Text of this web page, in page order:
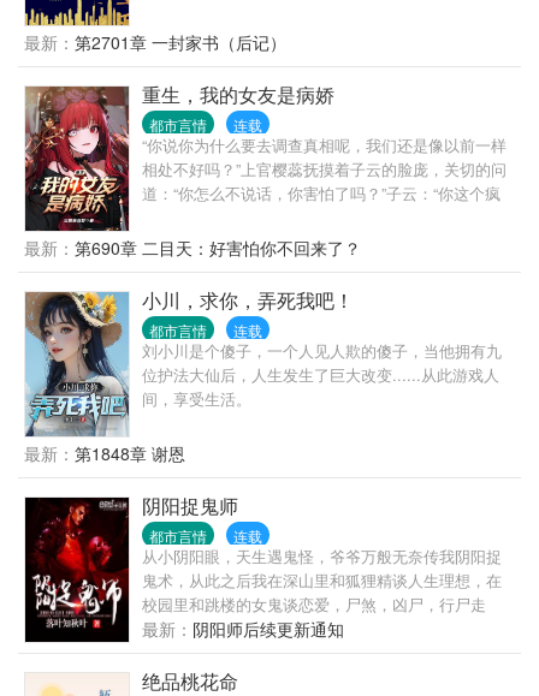
最新： 第2701章 一封家书（后记）
重生，我的女友是病娇
都市言情 连载
“你说你为什么要去调查真相呢，我们还是像以前一样
相处不好吗？”上官樱蕊抚摸着子云的脸庞，关切的问
道：“你怎么不说话，你害怕了吗？”子云：“你这个疯
里！”“我是疯子吗？”上官樱蕊像听到什么好笑的笑话
一样，脸上露出病态的笑容。“我做的这一切都是为了
你啊，老公！”“………”“不过为了防止你逃跑，我觉得
还是把你的腿弄断更保险一点，嘻嘻。”“从今以后，我
们再也不会分开了。”“不管生生世世，我都会缠着你，
你永远只是我的，子云弟弟！！”………等子云再睁眼
的时候，便是回到了十几年前。………………
最新： 第690章 二目天：好害怕你不回来了？
小川，求你，弄死我吧！
都市言情 连载
刘小川是个傻子，一个人见人欺的傻子，当他拥有九
位护法大仙后，人生发生了巨大改变......从此游戏人
间，享受生活。
最新： 第1848章 谢恩
阴阳捉鬼师
都市言情 连载
从小阴阳眼，天生遇鬼怪，爷爷万般无奈传我阴阳捉
鬼术，从此之后我在深山里和狐狸精谈人生理想，在
校园里和跳楼的女鬼谈恋爱，尸煞，凶尸，行尸走
肉，天师派，龙虎山，茅山，萝莉，极品校花，完美
情人，只有你想不到，没有我做不到！讨论群
418621539，谢谢一起讨论
最新： 阴阳师后续更新通知
绝品桃花命